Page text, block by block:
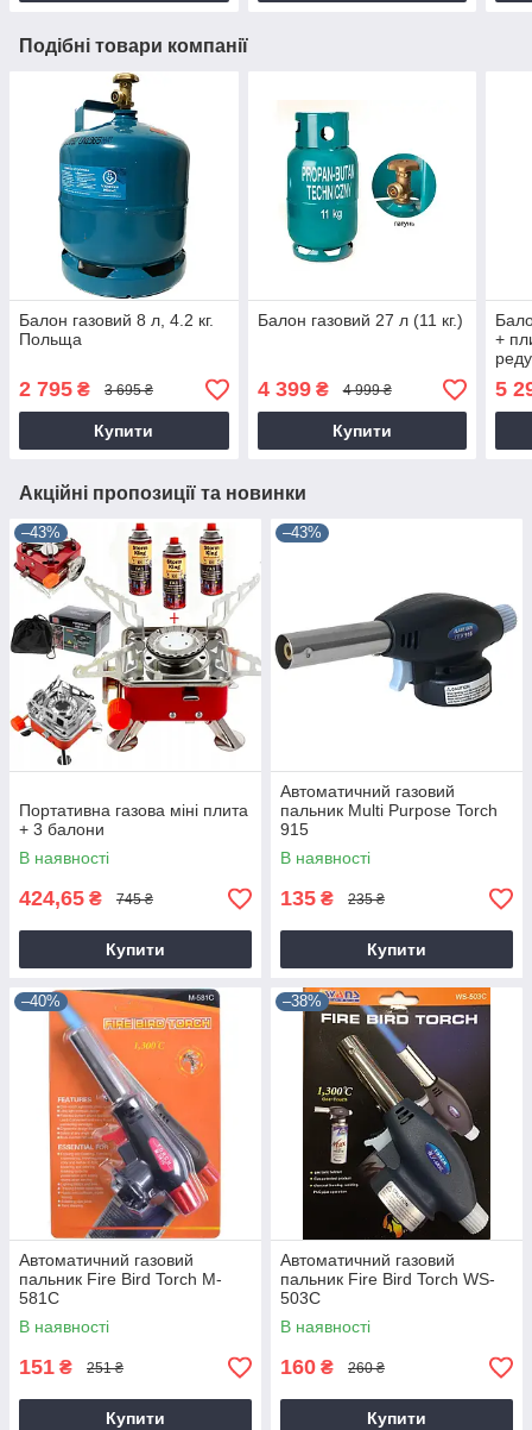
Подібні товари компанії
Балон газовий 8 л, 4.2 кг.
Польща
2 795 ₴ 3 695 ₴
Купити
Балон газовий 27 л (11 кг.)
4 399₴ 4 999 ₴
Купити
+
5
Акційні пропозиції та новинки
–43%
Портативна газова міні плита
+ 3 балони
В наявності
424,65 ₴ 745 ₴
Купити
–43%
Автоматичний газовий
пальник Multi Purpose Torch
915
В наявності
135 ₴ 235 ₴
Купити
–40%
Автоматичний газовий
пальник Fire Bird Torch M-
581C
В наявності
151 ₴ 251 ₴
Купити
–38%
Автоматичний газовий
пальник Fire Bird Torch WS-
503C
В наявності
160 ₴ 260 ₴
Купити